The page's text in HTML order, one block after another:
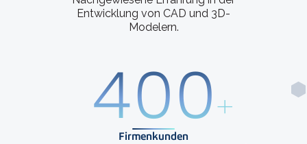
Entwicklung von CAD und 3D-
Modelern.
400+
Firmenkunden